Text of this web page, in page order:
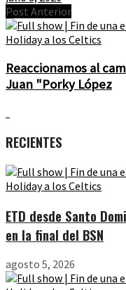
Post Anterior
Reaccionamos al
Juan "Porky López
RECIENTES
ETD desde Santo
en la final del BSN
agosto 5, 2026